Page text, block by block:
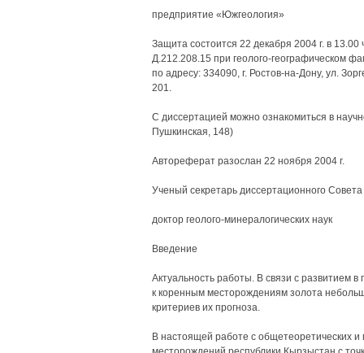
предприятие «Южгеология»
Защита состоится 22 декабря 2004 г. в
Д.212.208.15 при геолого-географическом
по адресу: 334090, г. Ростов-на-Дону, ул.
201.
С диссертацией можно ознакомиться в
Пушкинская, 148)
Автореферат разослан 22 ноября 2004 г.
Ученый секретарь диссертационного Совета
доктор геолого-минералогических наук
Введение
Актуальность работы. В связи с развитием
к коренным месторождениям золота
критериев их прогноза.
В настоящей работе с общетеоретических и